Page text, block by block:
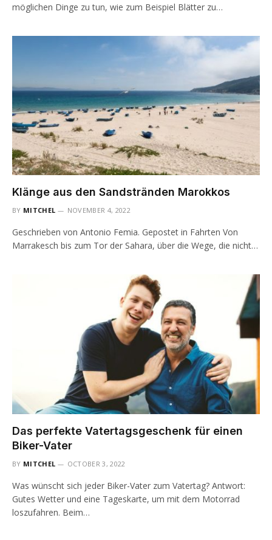
möglichen Dinge zu tun, wie zum Beispiel Blätter zu…
Klänge aus den Sandstränden Marokkos
BY MITCHEL NOVEMBER 4, 2022
Geschrieben von Antonio Femia. Gepostet in Fahrten Von
Marrakesch bis zum Tor der Sahara, über die Wege, die nicht…
Das perfekte Vatertagsgeschenk für einen
Biker-Vater
BY MITCHEL OCTOBER 3, 2022
Was wünscht sich jeder Biker-Vater zum Vatertag? Antwort:
Gutes Wetter und eine Tageskarte, um mit dem Motorrad
loszufahren. Beim…